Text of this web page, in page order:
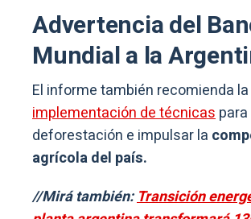
Advertencia del
Mundial a la
El informe también recomienda la
implementación de técnicas
deforestación e impulsar la
agrícola del país.
//Mirá también:Transición